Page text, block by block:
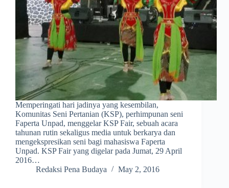
Memperingati hari jadinya yang kesembilan,
Komunitas Seni Pertanian (KSP), perhimpunan seni
Faperta Unpad, menggelar KSP Fair, sebuah acara
tahunan rutin sekaligus media untuk berkarya dan
mengekspresikan seni bagi mahasiswa Faperta
Unpad. KSP Fair yang digelar pada Jumat, 29 April
2016…
Redaksi Pena Budaya
May 2, 2016